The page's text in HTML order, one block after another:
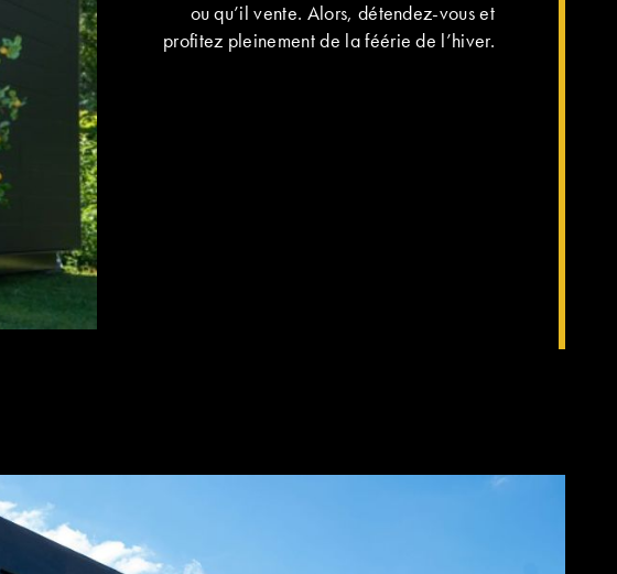
ou qu’il vente. Alors, détendez-vous et
profitez pleinement de la féérie de l’hiver.